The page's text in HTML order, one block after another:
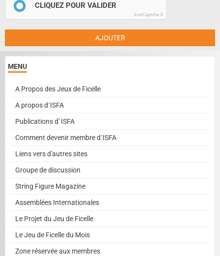
CLIQUEZ POUR VALIDER
IconCaptcha ©
AJOUTER
MENU
A Propos des Jeux de Ficelle
A propos d´ISFA
Publications d' ISFA
Comment devenir membre d´ISFA
Liens vers d'autres sites
Groupe de discussion
String Figure Magazine
Assemblées Internationales
Le Projet du Jeu de Ficelle
Le Jeu de Ficelle du Mois
Zone réservée aux membres